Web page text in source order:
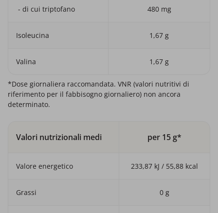
- di cui triptofano 480 mg
Isoleucina 1,67 g
Valina 1,67 g
*Dose giornaliera raccomandata. VNR (valori nutritivi di
riferimento per il fabbisogno giornaliero) non ancora
determinato.
Valori nutrizionali medi per 15 g*
Valore energetico 233,87 kJ / 55,88 kcal
Grassi 0 g